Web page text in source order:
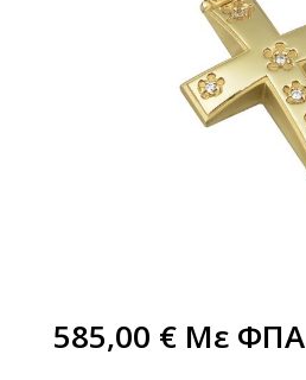
585,00 € Με ΦΠΑ